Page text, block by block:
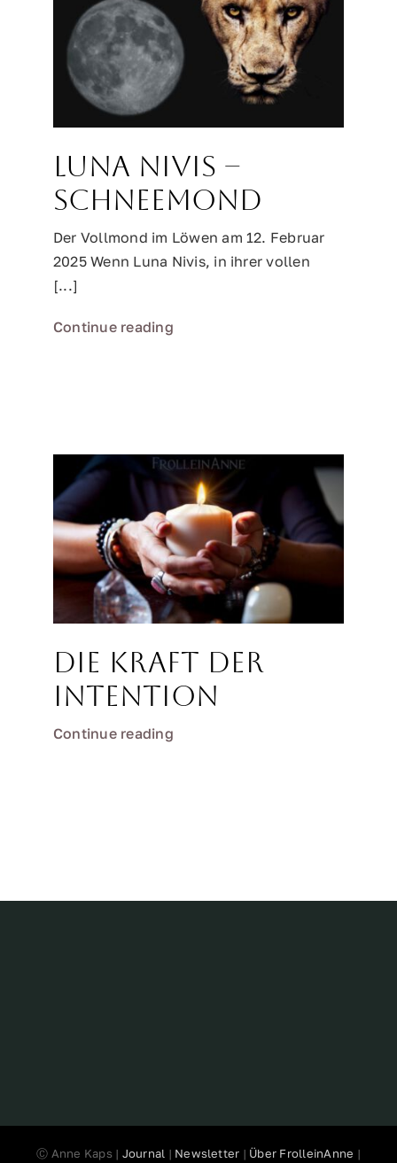
Luna Nivis –
Schneemond
Der Vollmond im Löwen am 12. Februar
2025 Wenn Luna Nivis, in ihrer vollen
[...]
Continue reading
Die Kraft der
Intention
Continue reading
Ⓒ Anne Kaps | Journal | Newsletter | Über FrolleinAnne |